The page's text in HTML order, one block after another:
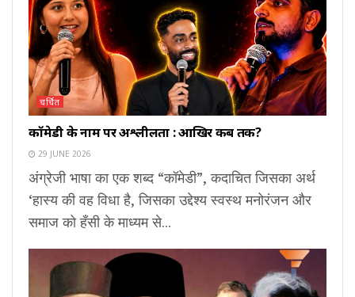
चर्चित
कॉमेडी के नाम पर अश्लीलता : आखिर कब तक?
29 JUNE 2026
अंग्रेजी भाषा का एक शब्द “कॉमेडी”, कदाचित जिसका अर्थ
‘हास्य की वह विधा है, जिसका उद्देश्य स्वस्थ मनोरंजन और
समाज को हँसी के माध्यम से...